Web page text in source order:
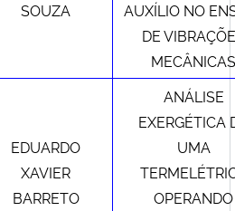
SOUZA
AUXÍLIO NO
DE
MECÂNICAS
EDUARDO
XAVIER
BARRETO
ANÁLISE
EXERGÉTICA
UMA
OPERANDO